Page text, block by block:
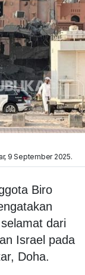
9 September 2025.
Biro
dari
Israel pada
Doha.